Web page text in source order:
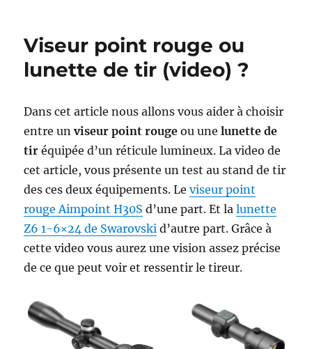
Viseur point rouge ou
lunette de tir (video) ?
Dans cet article nous allons vous aider à choisir
entre unviseur point rouge ou unelunette de
tir équipée d’un réticule lumineux. La video de
cet article, vous présente un test au stand de tir
des ces deux équipements. Leviseur point
rouge Aimpoint H30S d’une part. Et lalunette
Z6 1-6×24 de Swarovski d’autre part. Grâce à
cette video vous aurez une vision assez précise
de ce que peut voir et ressentir le tireur.